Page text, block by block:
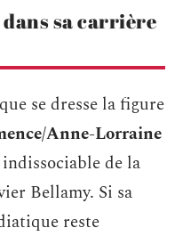
dans sa carrière
se dresse la figure
Anne-Lorraine
de la
Bellamy. Si sa
reste